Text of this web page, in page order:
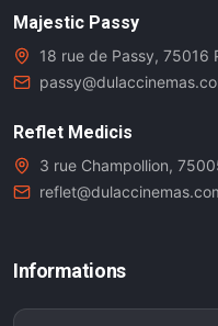
Majestic Passy
18 rue de Passy, 75016
Reflet Medicis
3 rue Champollion,
Informations